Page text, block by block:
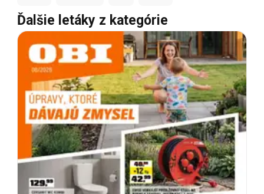
Ďalšie letáky z kategórie